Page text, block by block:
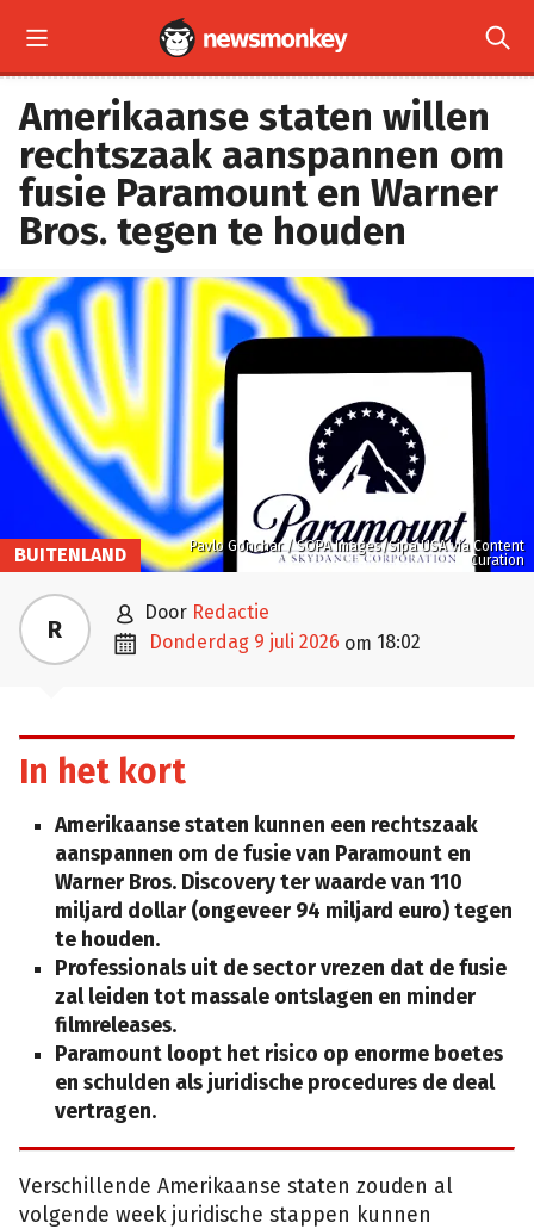
 
Amerikaanse staten willen
rechtszaak aanspannen om
fusie Paramount en Warner
Bros. tegen te houden
Pavlo Gonchar / SOPA Images/Sipa USA via Content
Curation
BUITENLAND
R  door Redactie
 donderdag 9 juli 2026 om 18:02
In het kort
Amerikaanse staten kunnen een rechtszaak
aanspannen om de fusie van Paramount en
Warner Bros. Discovery ter waarde van 110
miljard dollar (ongeveer 94 miljard euro) tegen
te houden.
Professionals uit de sector vrezen dat de fusie
zal leiden tot massale ontslagen en minder
filmreleases.
Paramount loopt het risico op enorme boetes
en schulden als juridische procedures de deal
vertragen.
Verschillende Amerikaanse staten zouden al
volgende week juridische stappen kunnen